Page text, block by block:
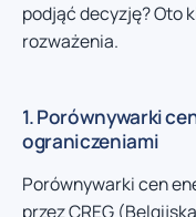
podjąć decyzję? Oto
rozważenia.
1. Porównywarki
ograniczeniami
Porównywarki cen
przez CREG